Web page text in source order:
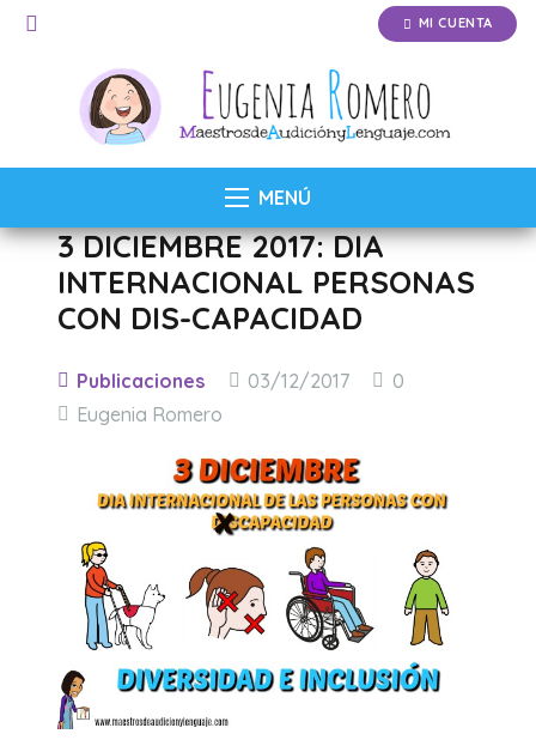
MI CUENTA
MENÚ
3 DICIEMBRE 2017: DIA
INTERNACIONAL PERSONAS
CON DIS-CAPACIDAD
Publicaciones 03/12/2017
0
Eugenia Romero